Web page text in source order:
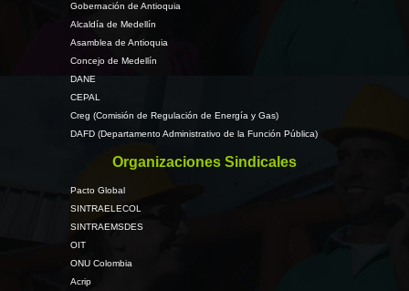
Gobernación de Antioquia
Alcaldía de Medellín
Asamblea de Antioquia
Concejo de Medellín
DANE
CEPAL
Creg (Comisión de Regulación de Energía y Gas)
DAFD (Departamento Administrativo de la Función Pública)
Organizaciones Sindicales
Pacto Global
SINTRAELECOL
SINTRAEMSDES
OIT
ONU Colombia
Acrip